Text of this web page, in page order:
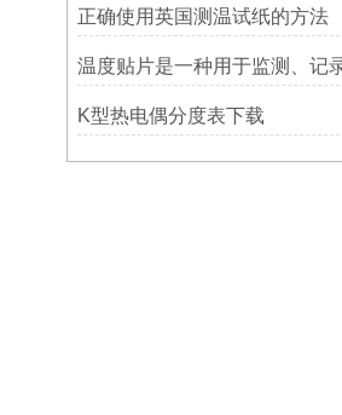
正确使用英国测温试纸的方法
K型热电偶分度表下载